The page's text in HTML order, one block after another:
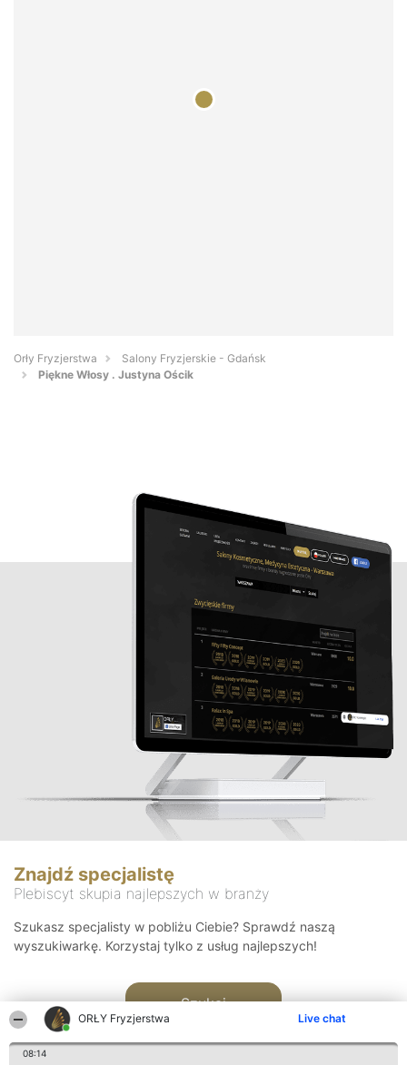
ORŁY Fryzjerstwa Live chat
08:14
Orły Fryzjerstwa
Salony Fryzjerskie - Gdańsk
Piękne Włosy . Justyna Ościk
Znajdź specjalistę
Plebiscyt skupia najlepszych w branży
Szukasz specjalisty w pobliżu Ciebie? Sprawdź naszą
wyszukiwarkę. Korzystaj tylko z usług najlepszych!
Szukaj